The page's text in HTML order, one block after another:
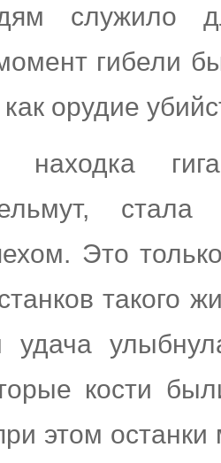
служило
гибели
орудие
находка
Это
такого
удача
кости
этом